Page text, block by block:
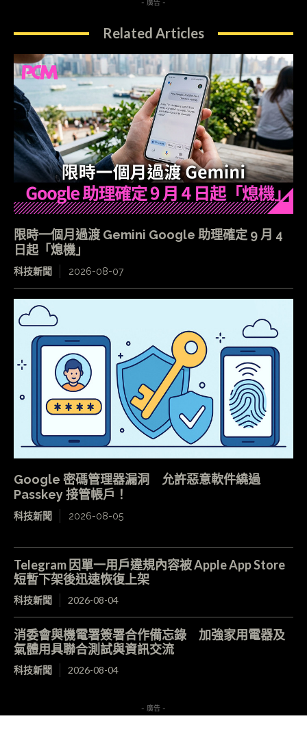
- 廣告 -
Related Articles
限時一個月過渡 Gemini Google 助理確定 9 月 4
日起「熄機」
科技新聞 2026-08-07
Google 密碼管理器漏洞 允許惡意軟件繞過
Passkey 接管帳戶！
科技新聞 2026-08-05
Telegram 因單一用戶違規內容被 Apple App Store
短暫下架後迅速恢復上架
科技新聞 2026-08-04
消委會與機電署簽署合作備忘錄 加強家用電器及
氣體用具聯合測試與資訊交流
科技新聞 2026-08-04
- 廣告 -